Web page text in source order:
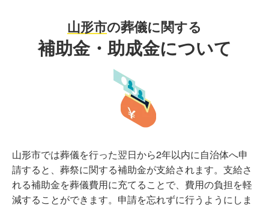
山形市の葬儀に関する
補助金・助成金について
山形市では葬儀を行った翌日から2年以内に自治体へ申
請すると、葬祭に関する補助金が支給されます。支給さ
れる補助金を葬儀費用に充てることで、費用の負担を軽
減することができます。申請を忘れずに行うようにしま